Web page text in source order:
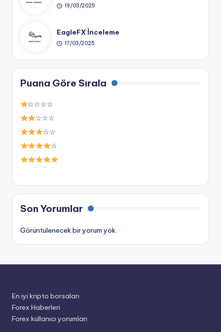
19/03/2025
EagleFX İnceleme
17/03/2025
Puana Göre Sırala
☆☆☆☆
☆☆☆
☆☆
☆
Son Yorumlar
Görüntülenecek bir yorum yok.
En iyi kripto borsaları
Forex Haberleri
Forex kullanıcı yorumları